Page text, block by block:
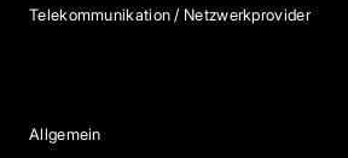
Telekommunikation / Netzwerkprovider
Allgemein